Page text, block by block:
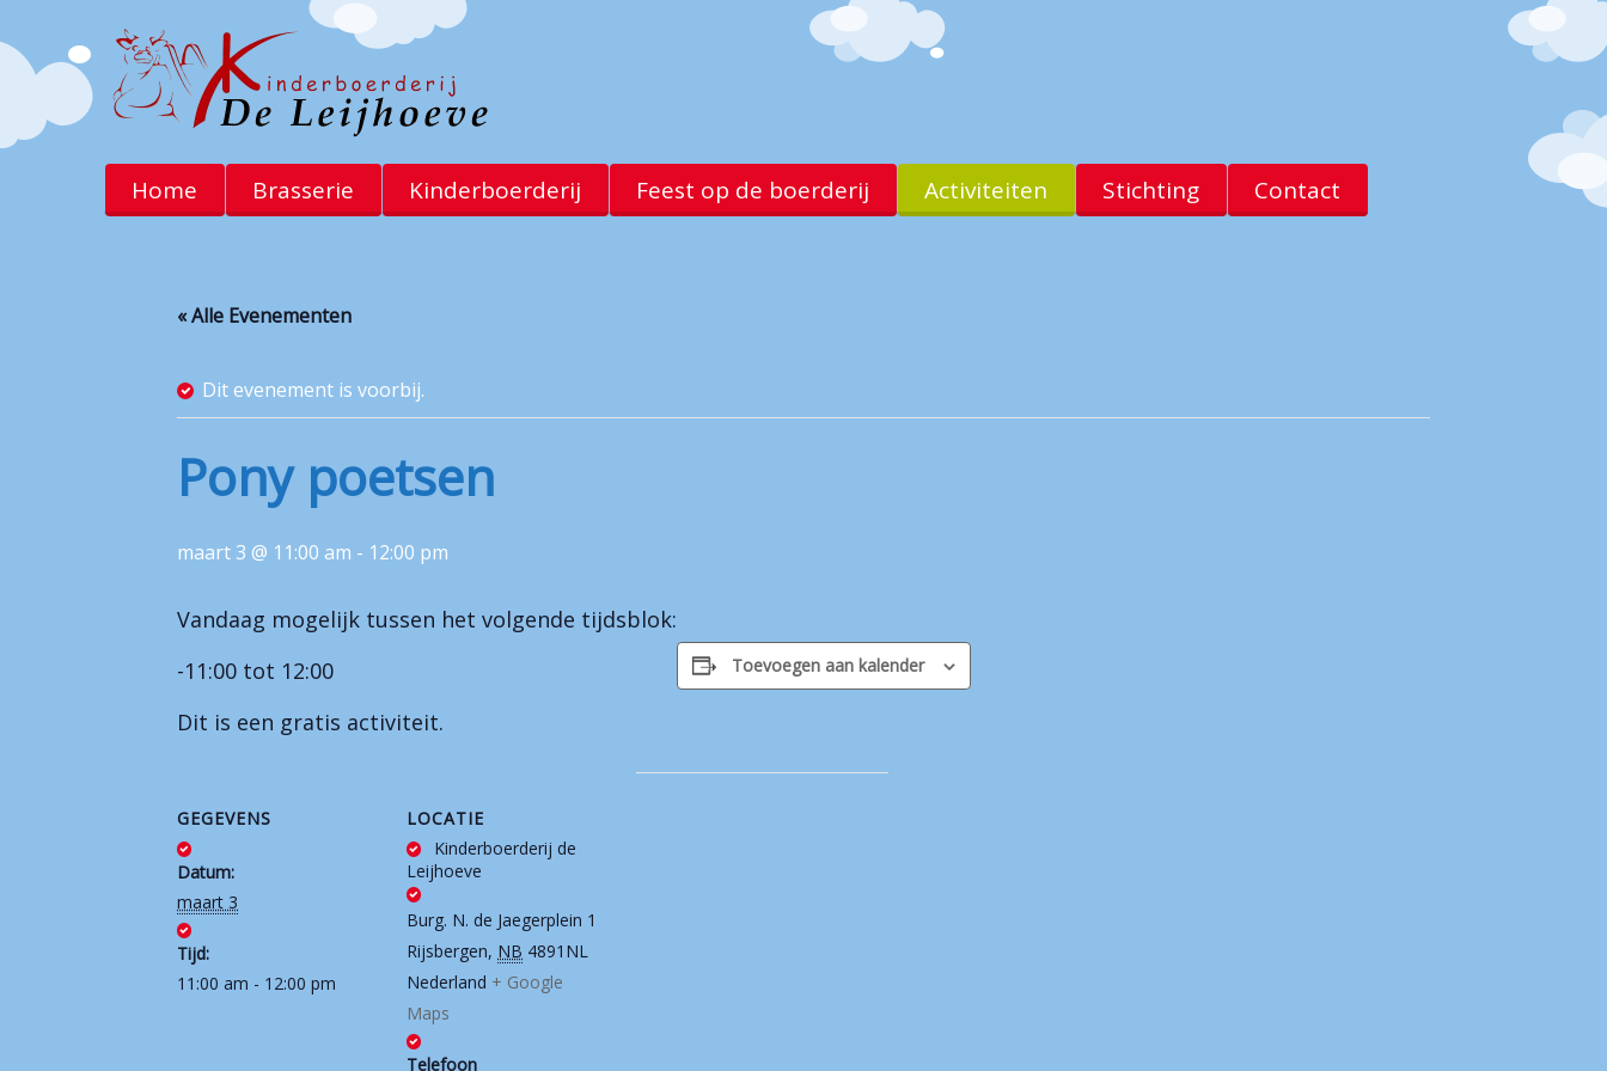
Home Brasserie Kinderboerderij Feest op de boerderij Activiteiten Stichting Contact
« Alle Evenementen
Dit evenement is voorbij.
Pony poetsen
maart 3 @ 11:00 am - 12:00 pm
Vandaag mogelijk tussen het volgende tijdsblok:
-11:00 tot 12:00
Dit is een gratis activiteit.
Toevoegen aan kalender
GEGEVENS
Datum:
maart 3
Tijd:
11:00 am - 12:00 pm
LOCATIE
Kinderboerderij de
Leijhoeve
Burg. N. de Jaegerplein 1
Rijsbergen, NB 4891NL
Nederland + Google
Maps
Telefoon